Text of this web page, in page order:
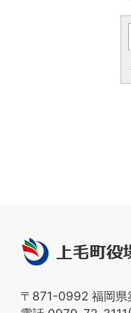
上
毛
役
〒871-0992 福岡県